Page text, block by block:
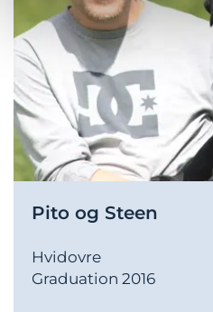
Pito og Steen
Hvidovre
Graduation 2016